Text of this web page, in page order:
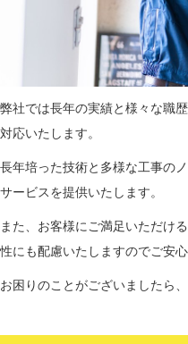
弊社では長年の実績と様々な職
対応いたします。
長年培った技術と多様な工事の
サービスを提供いたします。
また、お客様にご満足いただけ
性にも配慮いたしますのでご安心
お困りのことがございましたら